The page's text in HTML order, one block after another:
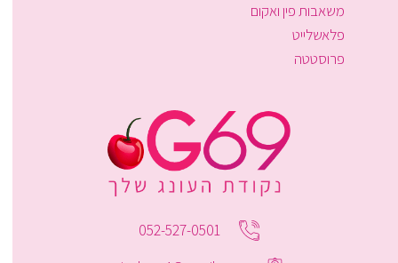
משאבות פין ואקום
פלאשלייט
פרוסטטה
052-527-0501